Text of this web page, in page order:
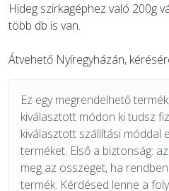
Hideg szirkagéphez való 200g
több db is van.
Átvehető Nyíregyházán,
Ez egy megrendelhető
kiválasztott módon ki tudsz
kiválasztott szállítási móddal
terméket. Első a biztonság:
meg az összeget, ha
termék. Kérdésed lenne a